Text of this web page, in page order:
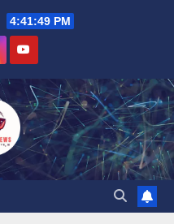
4:41:50 PM